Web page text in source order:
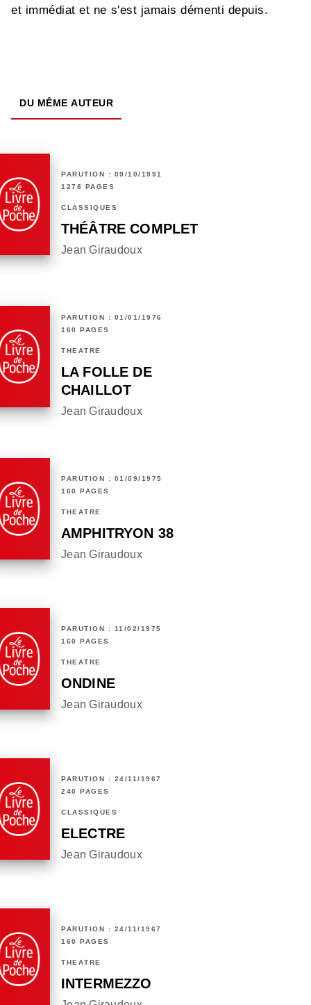
et immédiat et ne s'est jamais démenti depuis.
DU MÊME AUTEUR
PARUTION : 09/10/1991
1278 PAGES
CLASSIQUES
THÉÂTRE COMPLET
Jean Giraudoux
PARUTION : 01/01/1976
160 PAGES
THÉÂTRE
LA FOLLE DE
CHAILLOT
Jean Giraudoux
PARUTION : 01/09/1975
160 PAGES
THÉÂTRE
AMPHITRYON 38
Jean Giraudoux
PARUTION : 11/02/1975
160 PAGES
THÉÂTRE
ONDINE
Jean Giraudoux
PARUTION : 24/11/1967
240 PAGES
CLASSIQUES
ELECTRE
Jean Giraudoux
PARUTION : 24/11/1967
160 PAGES
THÉÂTRE
INTERMEZZO